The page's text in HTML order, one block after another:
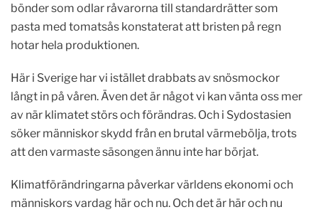
bönder som odlar råvarorna till standardrätter som
pasta med tomatsås konstaterat att bristen på regn
hotar hela produktionen.
Här i Sverige har vi istället drabbats av snösmockor
långt in på våren. Även det är något vi kan vänta oss mer
av när klimatet störs och förändras. Och i Sydostasien
söker människor skydd från en brutal värmebölja, trots
att den varmaste säsongen ännu inte har börjat.
Klimatförändringarna påverkar världens ekonomi och
människors vardag här och nu. Och det är här och nu